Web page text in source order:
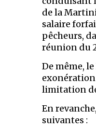
de la
salaire
pêcheurs,
réunion du
De même,
exonération
limitation
En
suivantes :